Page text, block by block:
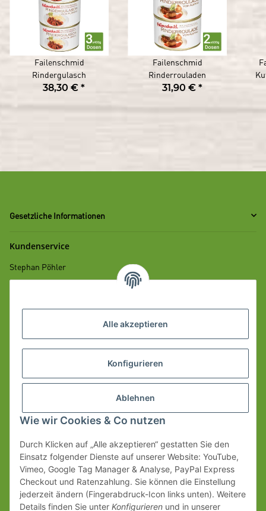
Failenschmid
Rindergulasch
38,30 € *
Failenschmid
Rinderrouladen
31,90 € *
Alle akzeptieren
Konfigurieren
Ablehnen
Wie wir Cookies & Co nutzen
Durch Klicken auf „Alle akzeptieren“ gestatten Sie den
Einsatz folgender Dienste auf unserer Website: YouTube,
Vimeo, Google Tag Manager & Analyse, PayPal Express
Checkout und Ratenzahlung. Sie können die Einstellung
jederzeit ändern (Fingerabdruck-Icon links unten). Weitere
Details finden Sie unter Konfigurieren und in unserer
Gesetzliche Informationen
Kundenservice
Stephan Pöhler
E-Mail: info@albgenuss.de